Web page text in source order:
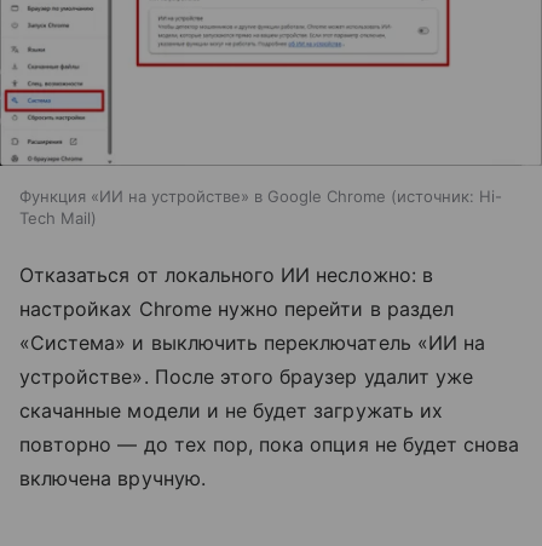
Функция «ИИ на устройстве» в Google Chrome источник: Hi-
Tech Mail
Отказаться от локального ИИ несложно: в
настройках Chrome нужно перейти в раздел
«Система» и выключить переключатель «ИИ на
устройстве». После этого браузер удалит уже
скачанные модели и не будет загружать их
повторно — до тех пор, пока опция не будет снова
включена вручную.